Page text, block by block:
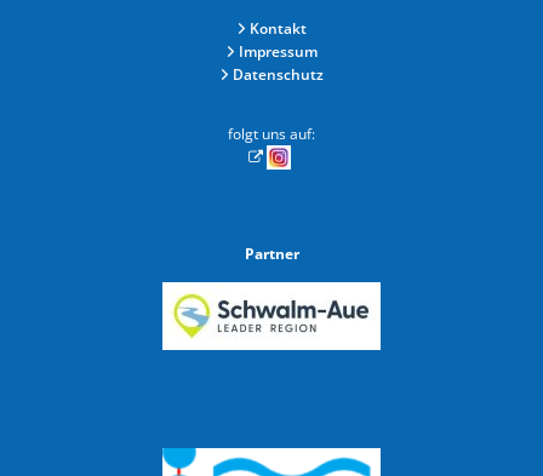
Kontakt
Impressum
Datenschutz
folgt uns auf:
Partner